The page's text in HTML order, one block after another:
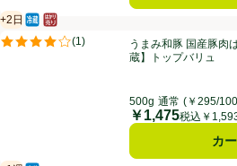
うまみ和豚 国産豚肉ばらうす切り 470g-
+2日
賞味・消費期限保証：2日
冷蔵食品
はかり売り（不定貫）
(1)
評価は1件のレビューで5点中4.0点。
うまみ和豚 国産豚肉
蔵】トップバリュ
500g 通常 (￥295/
価格
￥1,475税込￥
カ